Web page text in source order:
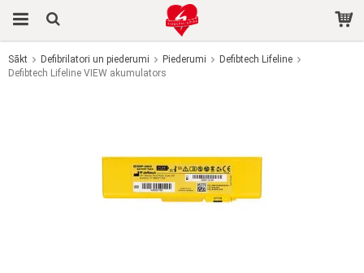
Prece tika pievienota jūsu grozam
Sākt Defibrilatori un piederumi Piederumi
Defibtech Lifeline
Defibtech Lifeline VIEW akumulators